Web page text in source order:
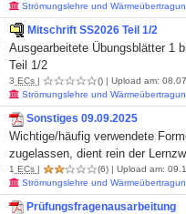
Strömungslehre und
Mitschrift SS2026 Teil 1/2
Ausgearbeitete Übungsblätter 1
Teil 1/2
3 ECs | () | Upload am:
Strömungslehre und
Sonstiges 09.09.2025
Wichtige/häufig verwendete
zugelassen, dient rein der
1 ECs | (6) | Upload am:
Strömungslehre und
Prüfungsfragenausarbeitung